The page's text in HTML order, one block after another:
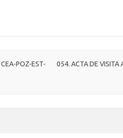
POZ-EST-
054. ACTA DE VISITA